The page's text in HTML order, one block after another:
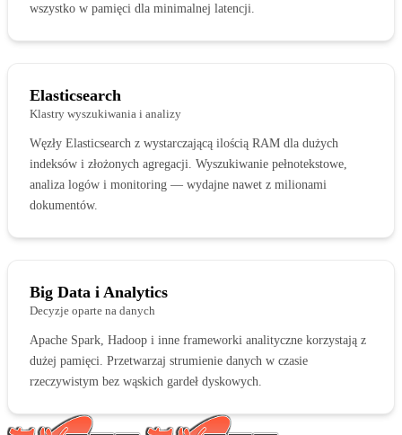
wszystko w pamięci dla minimalnej latencji.
Elasticsearch
Klastry wyszukiwania i analizy
Węzły Elasticsearch z wystarczającą ilością RAM dla dużych
indeksów i złożonych agregacji. Wyszukiwanie pełnotekstowe,
analiza logów i monitoring — wydajne nawet z milionami
dokumentów.
Big Data i Analytics
Decyzje oparte na danych
Apache Spark, Hadoop i inne frameworki analityczne korzystają z
dużej pamięci. Przetwarzaj strumienie danych w czasie
rzeczywistym bez wąskich gardeł dyskowych.